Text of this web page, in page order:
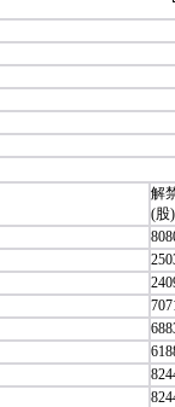
解
(股)